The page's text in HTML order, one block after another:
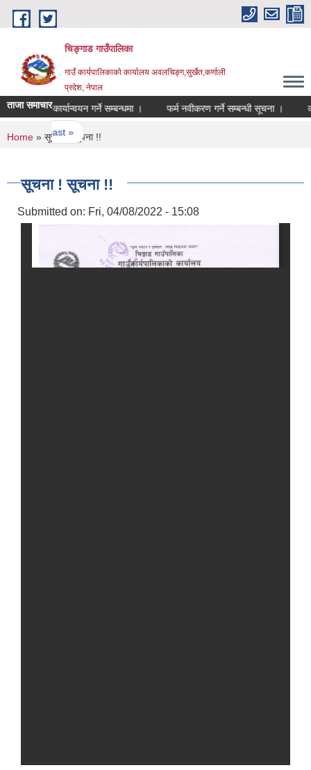
Skip to main content
चिङ्गाड गाउँपालिका
गाउँ कार्यपालिकाको कार्यालय अवलचिङ्ग,सुर्खेत,कर्णाली
प्रदेश, नेपाल
ताजा समाचार
योजना कार्यान्वयन गर्ने सम्बन्धमा । फर्म नवीकरण गर्ने सम्बन्धी सूचना ।
last »
You are here
Home » सूचना ! सूचना !!
सूचना ! सूचना !!
Submitted on: Fri, 04/08/2022 - 15:08